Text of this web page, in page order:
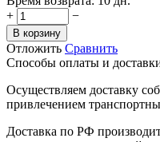
+
−
В корзину
Отложить Сравнить
Способы оплаты и
Осуществляем доставку
привлечением
Доставка по РФ